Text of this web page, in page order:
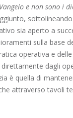
e non sono i
sia aperto a
sulla base
operativa e
dagli
è quella di
attraverso tavoli